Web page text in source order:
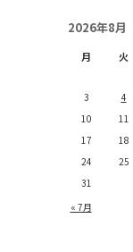
2026年8月
月 火
« 7月
3
4
10
11
17
18
24
25
31